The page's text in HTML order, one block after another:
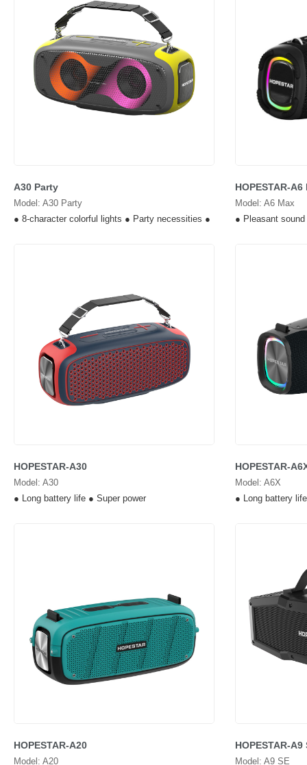
A30 Party
Model: A30 Party
● 8-character colorful lights ● Party necessities ●
HOPESTAR-A6
Model: A6 Max
● Pleasant
HOPESTAR-A30
Model: A30
● Long battery life ● Super power
HOPESTAR-
Model: A6X
● Long battery
HOPESTAR-A20
Model: A20
HOPESTAR-A9
Model: A9 SE